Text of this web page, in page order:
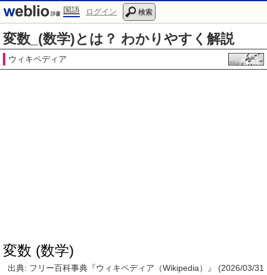
国語 ログイン 検索
変数_(数学)とは？ わかりやすく解説
ウィキペディア
変数 (数学)
出典: フリー百科事典『ウィキペディア（Wikipedia）』 (2026/03/31